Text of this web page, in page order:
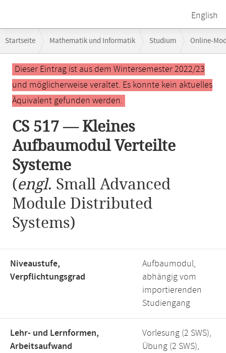
English
Navigation
Startseite Mathematik und Informatik Studium Online-
CS 517 — Kleines Aufbaumodul Verteilte Systeme
Hauptinhalt
Dieser Eintrag ist aus dem Wintersemester 2022/23
und möglicherweise veraltet. Es konnte kein aktuelles
Äquivalent gefunden werden.
CS 517 — Kleines
Aufbaumodul Verteilte
Systeme
(engl. Small Advanced
Module Distributed
Systems)
Niveaustufe,
Verpflichtungsgrad
Aufbaumodul,
abhängig vom
importierenden
Studiengang
Lehr- und Lernformen,
Arbeitsaufwand
Vorlesung (2 SWS),
Übung (2 SWS),